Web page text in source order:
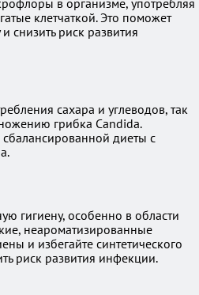
в организме, употребляя
клетчаткой. Это поможет
снизить риск развития
сахара и углеводов, так
грибка Candida.
сбалансированной диеты с
гигиену, особенно в области
неароматизированные
и избегайте синтетического
риск развития инфекции.